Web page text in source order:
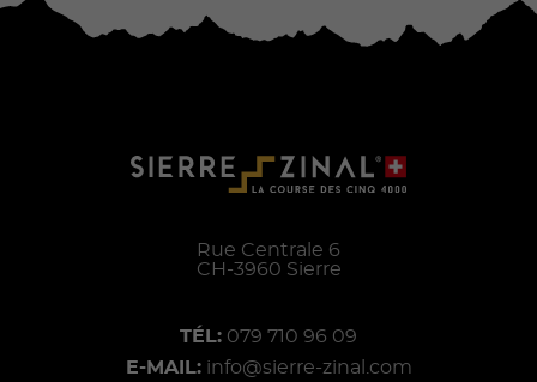
Rue Centrale 6
CH-3960 Sierre
TÉL: 079 710 96 09
E-MAIL: info@sierre-zinal.com